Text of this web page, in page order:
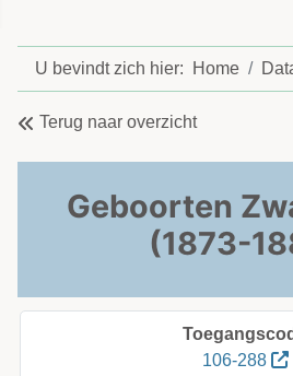
U bevindt zich hier: Home
Terug naar overzicht
Geboorten
(1873-
106-288